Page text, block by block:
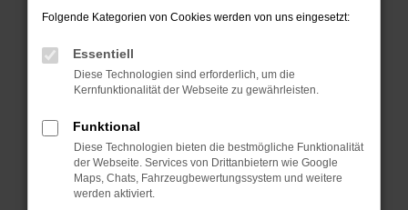
Fehler: Network Error
Beim Laden ist ein Fehler aufgetreten.
Hier sind ein paar Tipps, die dir helfen können:
Überprüfe deine Firewall und deine
Internetverbindung.
Laden andere Webseiten, zum Beispiel deine
Suchmaschine?
Folgende Kategorien von Cookies werden von uns eingesetzt:
Essentiell
Diese Technologien sind erforderlich, um die
Kernfunktionalität der Webseite zu gewährleisten.
Funktional
Diese Technologien bieten die bestmögliche Funktionalität
der Webseite. Services von Drittanbietern wie Google
Maps, Chats, Fahrzeugbewertungssystem und weitere
werden aktiviert.